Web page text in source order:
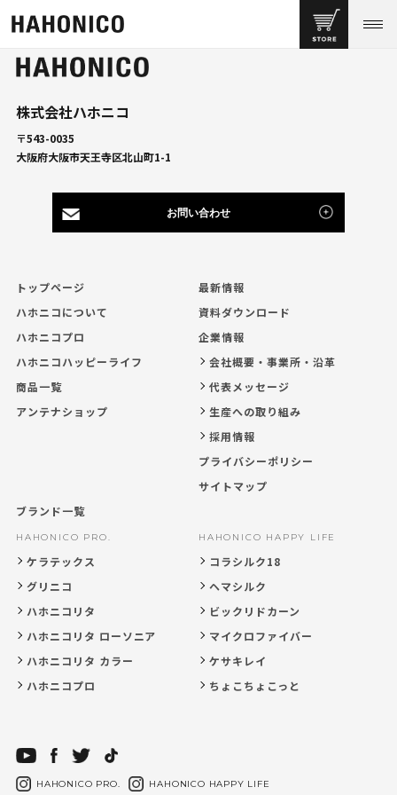
株式会社ハホニコ
〒543-0035
大阪府大阪市天王寺区北山町1-1
お問い合わせ
トップページ
ハホニコについて
ハホニコプロ
ハホニコハッピーライフ
商品一覧
アンテナショップ
ブランド一覧
HAHONICO PRO.
ケラテックス
グリニコ
ハホニコリタ
ハホニコリタ ローソニア
ハホニコリタ カラー
ハホニコプロ
HAHONICO HAPPY LIFE
コラシルク18
ヘマシルク
ビックリドカーン
マイクロファイバー
ケサキレイ
ちょこちょこっと
最新情報
資料ダウンロード
企業情報
会社概要・事業所・沿革
代表メッセージ
生産への取り組み
採用情報
プライバシーポリシー
サイトマップ
HAHONICO PRO. HAHONICO HAPPY LIFE